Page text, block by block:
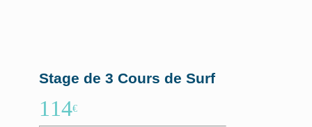
Stage de 3 Cours de Surf
114€